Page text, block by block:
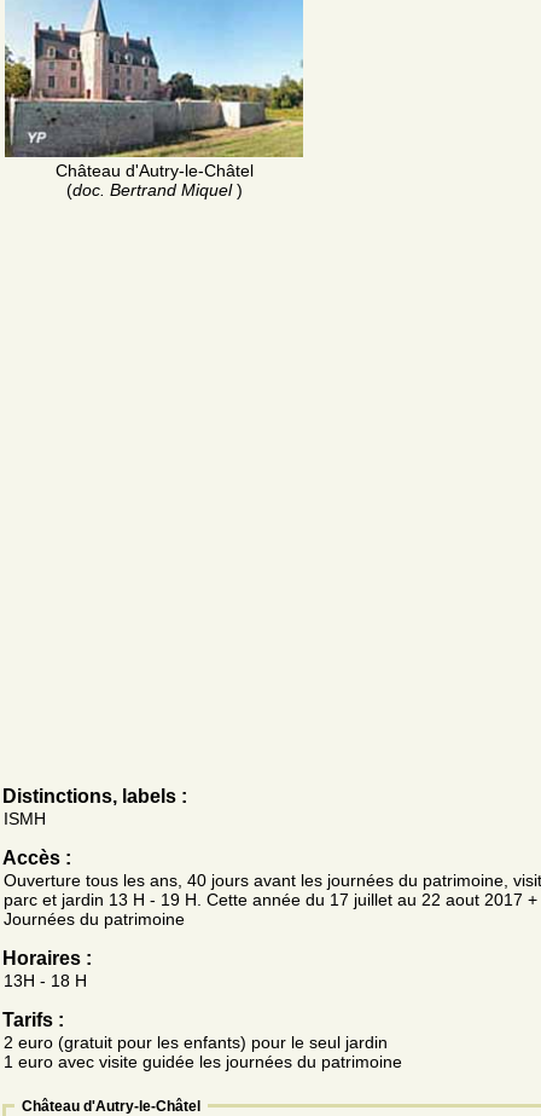
Château d'Autry-le-Châtel
(doc. Bertrand Miquel)
Distinctions, labels :
ISMH
Accès :
Ouverture tous les ans, 40 jours avant les journées du patrimoine,
parc et jardin 13 H - 19 H. Cette année du 17 juillet au 22 aout 2017 +
Journées du patrimoine
Horaires :
13H - 18 H
Tarifs :
2 euro (gratuit pour les enfants) pour le seul jardin
1 euro avec visite guidée les journées du patrimoine
Château d'Autry-le-Châtel